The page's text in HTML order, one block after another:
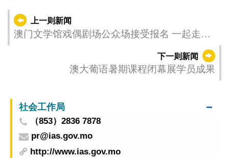
上一则新闻
澳门文学馆戏偶剧场公众场接受报名 一起走进
下一则新闻
澳大葡语暑期课程闭幕展学员成果
社会工作局
（853）2836 7878
pr@ias.gov.mo
http://www.ias.gov.mo